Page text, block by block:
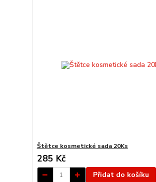
Štětce kosmetické sada 20Ks
285 Kč
Přidat do košíku